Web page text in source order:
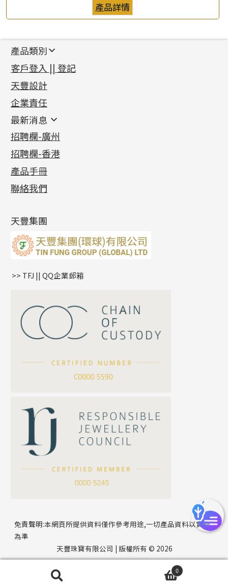
產品詳情
公司名稱
聯絡電話
產品類別
新產品
足金系列
足金配件
機織鏈系列
珠仔鏈
镶口链
管狀網鏈
十字車花鏈系列
十字閃O鏈系列
十字錘打鏈系列
側身車花鏈系列
側身鏈系列
雙十字鏈系列
水波鏈系列
蛇骨鏈系列
鏈尾系列
嘴唇鏈系列
S車花鏈系列
珍珠鏈系列
坦克鏈系列
滿天星鏈系列
方假繩鏈系列
首飾配件
耳環類配件
卷迫系列
螺絲迫系列
梅花迫系列
平臺迫系列
綫拍系列
美拍系列
耳環扣系列
耳綫/耳鈎系列
耳環爪頭
耳環
鏈類配件
動感車花吊墜
調節珠系列
生圈扣系列
龍蝦扣系列
鴨俐制系列
字母吊墜
相盒吊墜
項鏈吊墜
生肖吊墜
星座吊墜
珠扣
其他類配件
珠盤系列
袖口鈕系列
焊片及鐳射綫
空心車花管
珠類配件
無孔光身珠
空心光身珠
無孔批花珠
鑲口類
四爪頭系列
六爪頭系列
車花片
動感車花片
鑲口戒指
鑲口手鏈系列
首飾系列
手镯系列
戒指系列
空心耳環
空心车花管首饰链
空心手鐲系列
貴金屬原料
千足金
記憶金屬系列
記憶戒指
拉簧珠珠手鏈
記憶鈦手鐲
客戶登入 || 登記
天豐設計
企業責任
最新消息
最新消息
各項證書(2)
相片集(9)
展覽會資訊
最新產品資訊
招聘欄-廣州
招聘欄-香港
產品手冊
聯絡我們
天豐集團
>> TFJ || QQ企業郵箱
免責聲明:本網頁所提供資料僅作參考用途,一切產品資料以實物
為準
天豐珠寶有限公司 | 版權所有 © 2026
0